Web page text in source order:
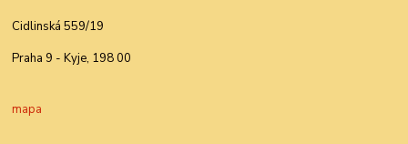
Cidlinská 559/19
Praha 9 - Kyje, 198 00
mapa